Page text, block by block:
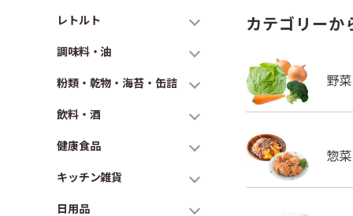
レトルト
調味料・油
粉類・乾物・海苔・缶詰
飲料・酒
健康食品
キッチン雑貨
日用品
カテゴリーか